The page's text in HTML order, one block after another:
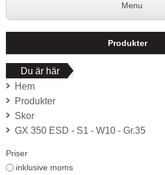
Produkter
Du är här
Hem
Produkter
Skor
GX 350 ESD - S1 - W10 - Gr.35
Priser
inklusive moms